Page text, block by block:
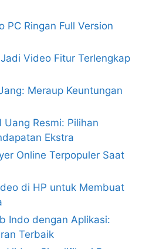
PC Ringan Full Version
Video Fitur Terlengkap
Meraup Keuntungan
Uang Resmi: Pilihan
Ekstra
Online Terpopuler Saat
di HP untuk Membuat
Indo dengan Aplikasi:
Terbaik